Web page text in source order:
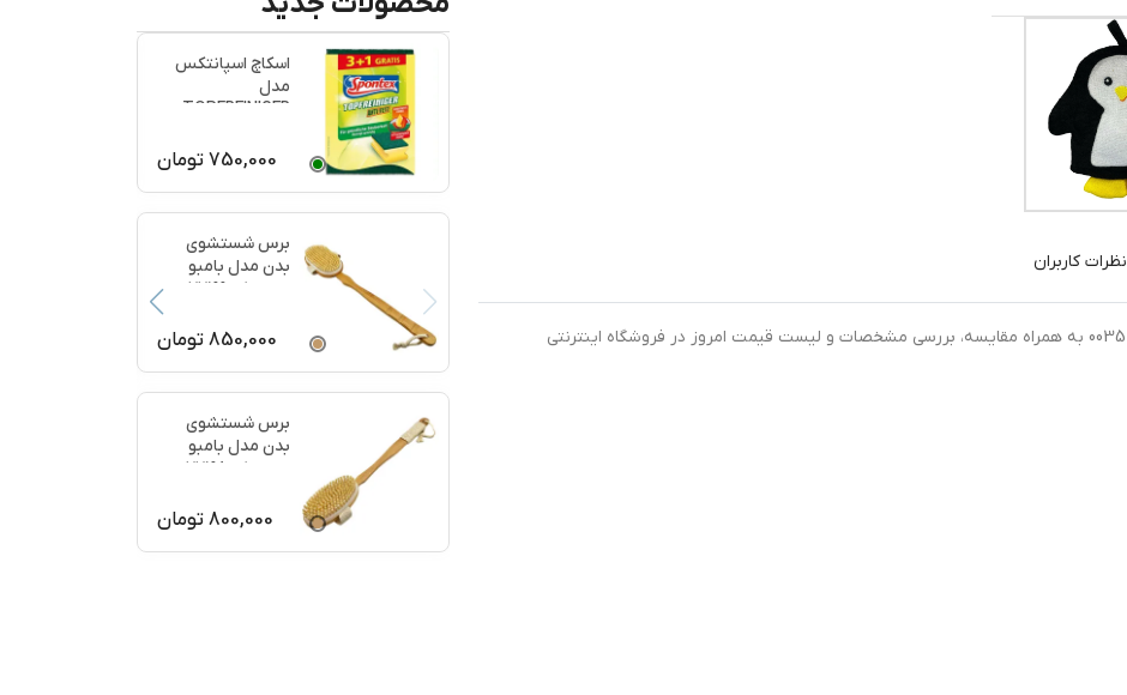
نظرات کاربران
خرید اینترنتی لیف حمام کودک مدل عروسکی کد 0035 به همراه مقایسه، بررسی مشخصات و لیست قیمت امروز در فروشگاه اینترنتی
اسکاچ اسپانتکس
مدل
TOPFREINIGER
750,000 تومان
برس شستشوی
بدن مدل بامبو
ماساژ کد 77199
850,000 تومان
برس شستشوی
بدن مدل بامبو
ماساژ کد 77198
800,000 تومان